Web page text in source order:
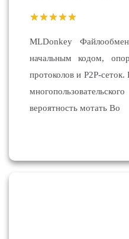
MLDonkey
начальным кодом,
протоколов и P2P-
вероятность мотать Во